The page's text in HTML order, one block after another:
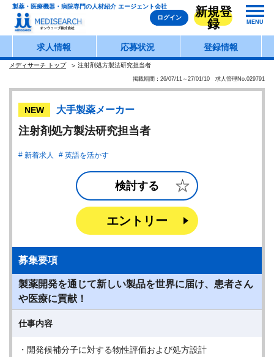
製薬・医療機器・病院専門の人材紹介 エージェント会社
ログイン
新規登
録
MENU
求人情報 応募状況 登録情報
メディサーチ トップ 注射剤処方製法研究担当者
掲載期間：26/07/11～27/01/10 求人管理No.029791
NEW 大手製薬メーカー
注射剤処方製法研究担当者
新着求人 英語を活かす
検討する
エントリー
募集要項
製薬開発を通じて新しい製品を世界に届け、患者さん
や医療に貢献！
仕事内容
・開発候補分子に対する物性評価および処方設計